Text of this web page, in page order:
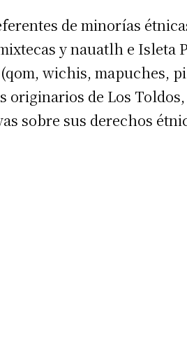
Apellidos
Número de teléfono
de minorías
y nauatlh e Isleta
wichis, mapuches,
originarios de Los
sobre sus derechos